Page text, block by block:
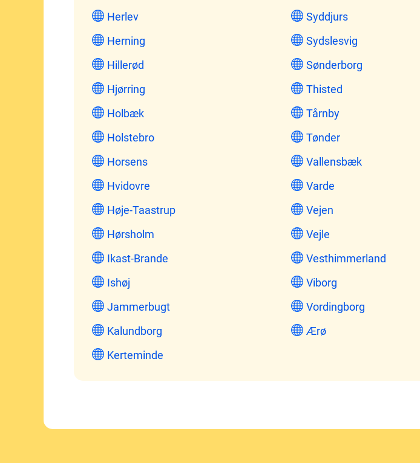
Herlev
Herning
Hillerød
Hjørring
Holbæk
Holstebro
Horsens
Hvidovre
Høje-Taastrup
Hørsholm
Ikast-Brande
Ishøj
Jammerbugt
Kalundborg
Kerteminde
Syddjurs
Sydslesvig
Sønderborg
Thisted
Tårnby
Tønder
Vallensbæk
Varde
Vejen
Vejle
Vesthimmerland
Viborg
Vordingborg
Ærø